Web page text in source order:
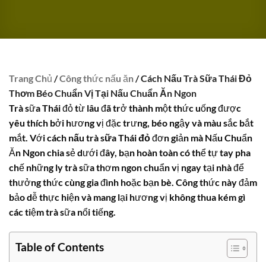
Trang Chủ /Công thức nấu ăn/ Cách Nấu Trà Sữa Thái Đỏ
Thơm Béo Chuẩn Vị Tại Nấu Chuẩn Ăn Ngon
Trà sữa Thái đỏ từ lâu đã trở thành một thức uống được
yêu thích bởi hương vị đặc trưng, béo ngậy và màu sắc bắt
mắt. Vớicách nấu trà sữa Thái đỏđơn giản mà Nấu Chuẩn
Ăn Ngon chia sẻ dưới đây, bạn hoàn toàn có thể tự tay pha
chế những ly trà sữa thơm ngon chuẩn vị ngay tại nhà để
thưởng thức cùng gia đình hoặc bạn bè. Công thức này đảm
bảo dễ thực hiện và mang lại hương vị không thua kém gì
các tiệm trà sữa nổi tiếng.
Table of Contents